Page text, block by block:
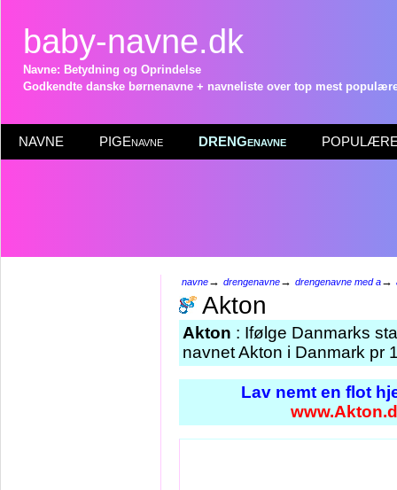
baby-navne.dk
Navne: Betydning og Oprindelse
Godkendte danske børnenavne + navneliste over top mest
NAVNE PIGEnavne DRENGenavne POPULÆRE
navne→ drengenavne→ drengenavne med a→
Akton
Akton : Ifølge Danmarks
navnet Akton i Danmark pr
Lav nemt en flot